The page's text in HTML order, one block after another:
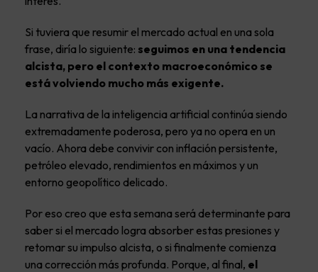
Si tuviera que resumir el mercado actual en una sola
frase, diría lo siguiente: seguimos en una tendencia
alcista, pero el contexto macroeconómico se
está volviendo mucho más exigente.
La narrativa de la inteligencia artificial continúa siendo
extremadamente poderosa, pero ya no opera en un
vacío. Ahora debe convivir con inflación persistente,
petróleo elevado, rendimientos en máximos y un
entorno geopolítico delicado.
Por eso creo que esta semana será determinante para
saber si el mercado logra absorber estas presiones y
retomar su impulso alcista, o si finalmente comienza
una corrección más profunda. Porque, al final, el